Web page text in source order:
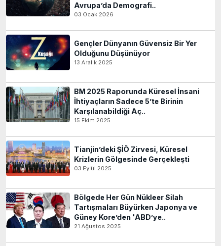
Avrupa’da Demografi..
03 Ocak 2026
Gençler Dünyanın Güvensiz Bir Yer
Olduğunu Düşünüyor
13 Aralık 2025
BM 2025 Raporunda Küresel İnsani
İhtiyaçların Sadece 5’te Birinin
Karşılanabildiği Aç..
15 Ekim 2025
Tianjin’deki ŞİÖ Zirvesi, Küresel
Krizlerin Gölgesinde Gerçekleşti
03 Eylül 2025
Bölgede Her Gün Nükleer Silah
Tartışmaları Büyürken Japonya ve
Güney Kore’den 'ABD’ye..
21 Ağustos 2025